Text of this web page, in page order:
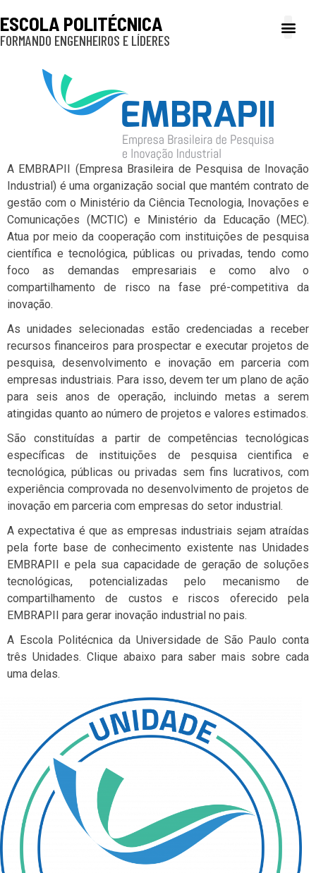
ESCOLA POLITÉCNICA
FORMANDO ENGENHEIROS E LÍDERES
A EMBRAPII (Empresa Brasileira de Pesquisa de Inovação
Industrial) é uma organização social que mantém contrato de
gestão com o Ministério da Ciência Tecnologia, Inovações e
Comunicações (MCTIC) e Ministério da Educação (MEC).
Atua por meio da cooperação com instituições de pesquisa
científica e tecnológica, públicas ou privadas, tendo como
foco as demandas empresariais e como alvo o
compartilhamento de risco na fase pré-competitiva da
inovação.
As unidades selecionadas estão credenciadas a receber
recursos financeiros para prospectar e executar projetos de
pesquisa, desenvolvimento e inovação em parceria com
empresas industriais. Para isso, devem ter um plano de ação
para seis anos de operação, incluindo metas a serem
atingidas quanto ao número de projetos e valores estimados.
São constituídas a partir de competências tecnológicas
específicas de instituições de pesquisa cientifica e
tecnológica, públicas ou privadas sem fins lucrativos, com
experiência comprovada no desenvolvimento de projetos de
inovação em parceria com empresas do setor industrial.
A expectativa é que as empresas industriais sejam atraídas
pela forte base de conhecimento existente nas Unidades
EMBRAPII e pela sua capacidade de geração de soluções
tecnológicas, potencializadas pelo mecanismo de
compartilhamento de custos e riscos oferecido pela
EMBRAPII para gerar inovação industrial no pais.
A Escola Politécnica da Universidade de São Paulo conta
três Unidades. Clique abaixo para saber mais sobre cada
uma delas.